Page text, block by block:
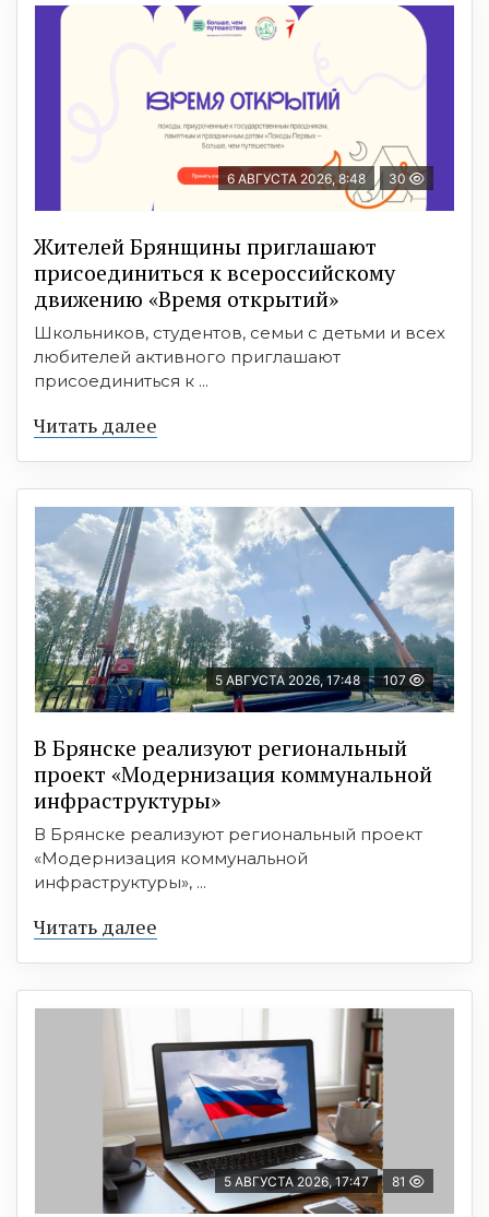
6 АВГУСТА 2026, 8:48 30
Жителей Брянщины приглашают
присоединиться к всероссийскому
движению «Время открытий»
Школьников, студентов, семьи с детьми и всех
любителей активного приглашают
присоединиться к ...
Читать далее
5 АВГУСТА 2026, 17:48 107
В Брянске реализуют региональный
проект «Модернизация коммунальной
инфраструктуры»
В Брянске реализуют региональный проект
«Модернизация коммунальной
инфраструктуры», ...
Читать далее
5 АВГУСТА 2026, 17:47 81